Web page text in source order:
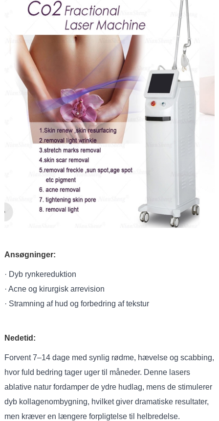
Ansøgninger:
· Dyb rynkereduktion
· Acne og kirurgisk arrevision
· Stramning af hud og forbedring af tekstur
Nedetid:
Forvent 7–14 dage med synlig rødme, hævelse og scabbing,
hvor fuld bedring tager uger til måneder. Denne lasers
ablative natur fordamper de ydre hudlag, mens de stimulerer
dyb kollagenombygning, hvilket giver dramatiske resultater,
men kræver en længere forpligtelse til helbredelse.